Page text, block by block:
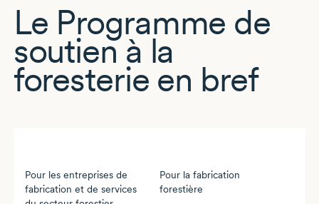
Le Programme de
soutien à la
foresterie en bref
Pour les entreprises de
fabrication et de services
Pour la fabrication
forestière